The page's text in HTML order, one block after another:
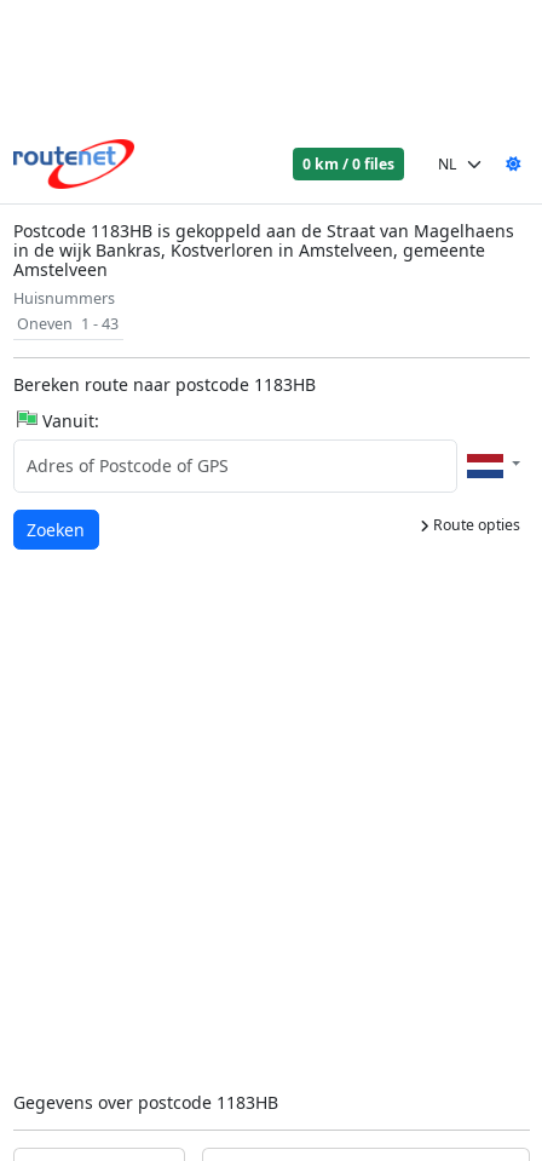
0 km / 0 files
Postcode 1183HB is gekoppeld aan de Straat van Magelhaens
in de wijk Bankras, Kostverloren in Amstelveen, gemeente
Amstelveen
Huisnummers
Oneven 1 - 43
Bereken route naar postcode 1183HB
Vanuit:
Route opties
Laden...
Zoeken
Gegevens over postcode 1183HB